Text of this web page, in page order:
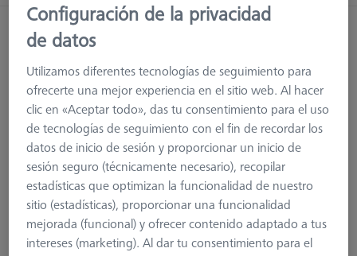
Inicio Sistemas de palpadores
M5 Pro
M5 Pro
El sistema ZEISS M5 Pro es el accesorio de próxima generación
para accesorios de sistema de palpador. Una solución para
todos los sistemas de palpadores sin necesidad de utilizar
elementos especiales. No se requiere capacidad CAD adicional.
Las piezas brutas prefabricadas y las piezas angulares permiten
Configuración de la privacidad
de datos
Utilizamos diferentes tecnologías de seguimiento para
ofrecerte una mejor experiencia en el sitio web. Al hacer
clic en «Aceptar todo», das tu consentimiento para el uso
de tecnologías de seguimiento con el fin de recordar los
datos de inicio de sesión y proporcionar un inicio de
sesión seguro (técnicamente necesario), recopilar
estadísticas que optimizan la funcionalidad de nuestro
sitio (estadísticas), proporcionar una funcionalidad
mejorada (funcional) y ofrecer contenido adaptado a tus
intereses (marketing). Al dar tu consentimiento para el